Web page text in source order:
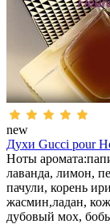
new
Духи Gucci pour
Ноты
лаванда, лимон,
пачули, корень
жасмин,ладан,
дубовый мох,